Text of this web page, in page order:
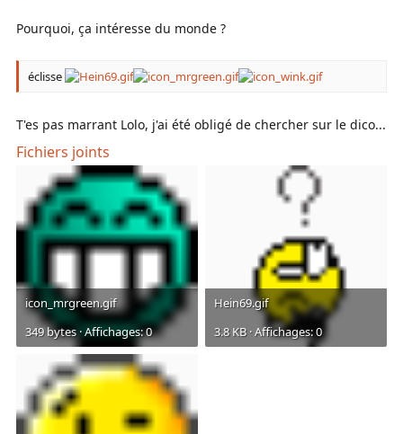
Pourquoi, ça intéresse du monde ?
éclisse
T'es pas marrant Lolo, j'ai été obligé de chercher sur le dico...
Fichiers joints
icon_mrgreen.gif
349 bytes · Affichages: 0
Hein69.gif
3.8 KB · Affichages: 0